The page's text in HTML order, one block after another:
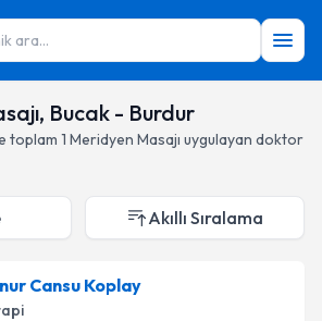
ara...
Bucak - Burdur
toplam 1 Meridyen Masajı uygulayan doktor
Akıllı Sıralama
Cansu Koplay